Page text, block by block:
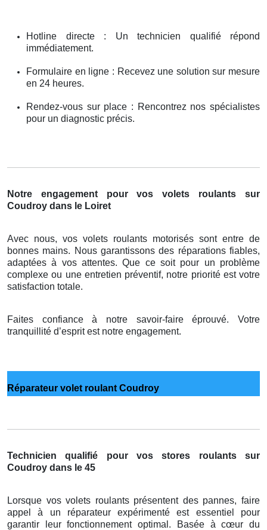
Hotline directe : Un technicien qualifié répond
immédiatement.
Formulaire en ligne : Recevez une solution sur mesure
en 24 heures.
Rendez-vous sur place : Rencontrez nos spécialistes
pour un diagnostic précis.
Notre engagement pour vos volets roulants sur
Coudroy dans le Loiret
Avec nous, vos volets roulants motorisés sont entre de
bonnes mains. Nous garantissons des réparations fiables,
adaptées à vos attentes. Que ce soit pour un problème
complexe ou une entretien préventif, notre priorité est votre
satisfaction totale.
Faites confiance à notre savoir-faire éprouvé. Votre
tranquillité d’esprit est notre engagement.
Réparateur volet roulant Coudroy
Technicien qualifié pour vos stores roulants sur
Coudroy dans le 45
Lorsque vos volets roulants présentent des pannes, faire
appel à un réparateur expérimenté est essentiel pour
garantir leur fonctionnement optimal. Basée à cœur du